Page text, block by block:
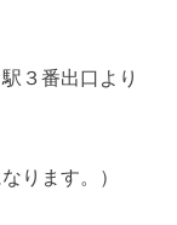
駅３番出口より
ります。）